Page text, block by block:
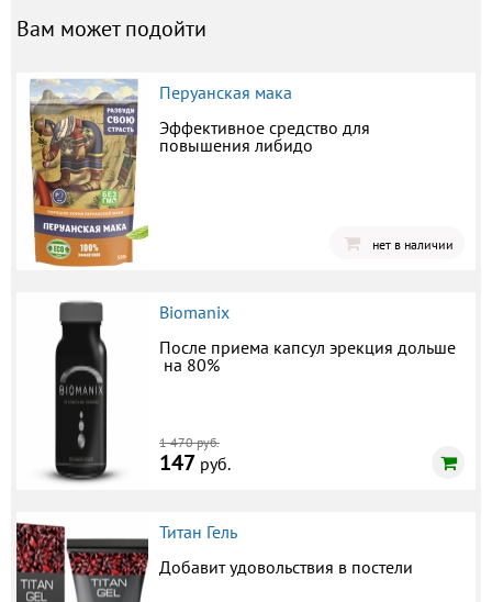
Вам может подойти
Перуанская мака
Эффективное средство для
повышения либидо
нет в наличии
Biomanix
После приема капсул эрекция дольше
на 80%
1 470 руб.
147 руб.
Титан Гель
Добавит удовольствия в постели